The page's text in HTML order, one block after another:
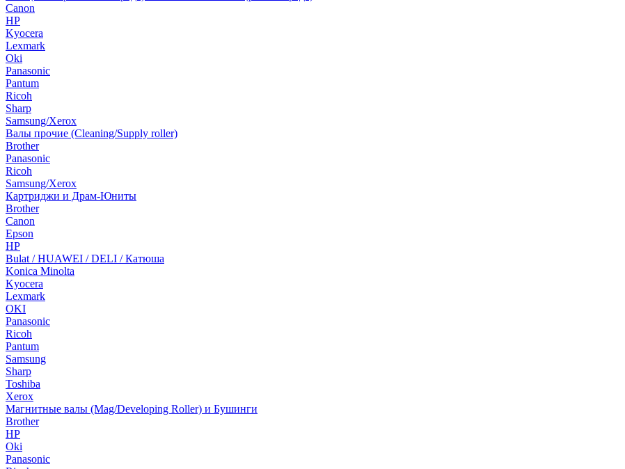
Canon
HP
Kyocera
Lexmark
Oki
Panasonic
Pantum
Ricoh
Sharp
Samsung/Xerox
Валы прочие (Cleaning/Supply roller)
Brother
Panasonic
Ricoh
Samsung/Xerox
Картриджи и Драм-Юниты
Brother
Canon
Epson
HP
Bulat / HUAWEI / DELI / Катюша
Konica Minolta
Kyocera
Lexmark
OKI
Panasonic
Ricoh
Pantum
Samsung
Sharp
Toshiba
Xerox
Магнитные валы (Mag/Developing Roller) и Бушинги
Brother
HP
Oki
Panasonic